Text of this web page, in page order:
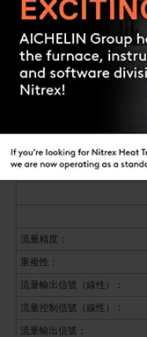
集成流量累加器
國家標準與技術研究所）
多點校準
系统特点
環境溫度：
最大入口壓力
流量精度：
重複性：
流量輸出信號（線性）：
流量控制信號（線性）：
流量輸出信號：